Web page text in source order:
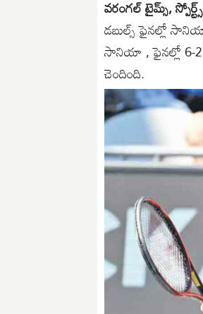
వరంగల్ టైమ్స్,
డబుల్స్ ఫైనల్లో
సానియా , ఫైనల్లో 6-
చెందింది.